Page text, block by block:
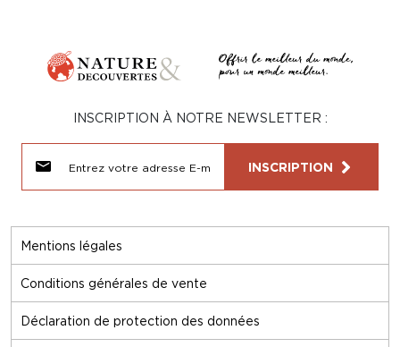
Mentions légales
Conditions générales de vente
Déclaration de protection des données
INSCRIPTION À NOTRE NEWSLETTER :
INSCRIPTION